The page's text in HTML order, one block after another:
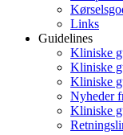
Links
Guidelines
Kliniske
Kliniske
Kliniske
Nyheder
Kliniske